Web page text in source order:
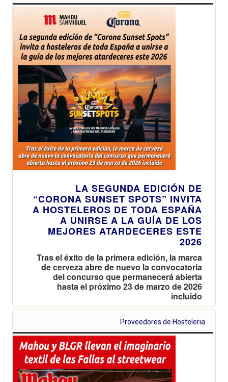
LA SEGUNDA EDICIÓN DE
“CORONA SUNSET SPOTS” INVITA
A HOSTELEROS DE TODA ESPAÑA
A UNIRSE A LA GUÍA DE LOS
MEJORES ATARDECERES ESTE
2026
Tras el éxito de la primera edición, la marca
de cerveza abre de nuevo la convocatoria
del concurso que permanecerá abierta
hasta el próximo 23 de marzo de 2026
incluido
Proveedores de Hosteleria